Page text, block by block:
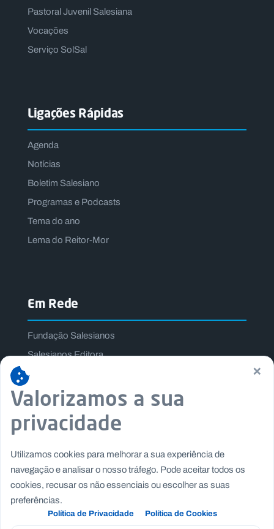
Pastoral Juvenil Salesiana
Vocações
Serviço SolSal
Ligações Rápidas
Agenda
Notícias
Boletim Salesiano
Programas e Podcasts
Tema do ano
Lema do Reitor-Mor
Em Rede
Fundação Salesianos
Salesianos Editora
Família Salesiana
Missão Dom Bosco
Jogos Nacionais Salesianos
×
Valorizamos a sua
privacidade
Utilizamos cookies para melhorar a sua experiência de
navegação e analisar o nosso tráfego. Pode aceitar todos os
cookies, recusar os não essenciais ou escolher as suas
preferências.
Política de Privacidade Política de Cookies